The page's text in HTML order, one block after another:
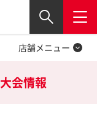
閉じる
店舗メニュー
大会情報